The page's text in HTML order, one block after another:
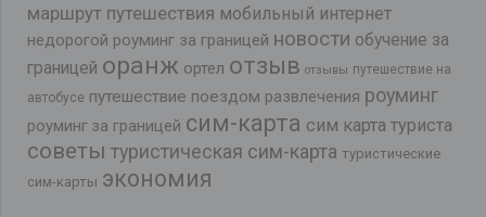
маршрут путешествия мобильный интернет
недорогой роуминг за границей новости обучение за
границей оранж ортел отзыв отзывы путешествие на
автобусе путешествие поездом развлечения роуминг
роуминг за границей сим-карта сим карта туриста
советы туристическая сим-карта туристические
сим-карты экономия